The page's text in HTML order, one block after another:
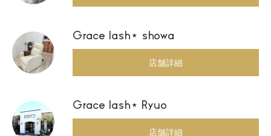
Grace lash⋆ showa
店舗詳細
Grace lash⋆ Ryuo
店舗詳細